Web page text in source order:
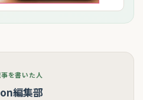
を書いた人
編集部